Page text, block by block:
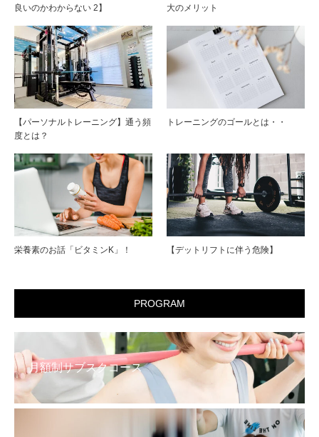
良いのかわからない 2】
大のメリット
【パーソナルトレーニング】通う頻
度とは？
トレーニングのゴールとは・・
栄養素のお話「ビタミンK」！ 【デットリフトに伴う危険】
PROGRAM
月額制サブスクコース